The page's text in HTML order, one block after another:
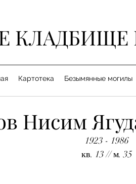
КЛАДБИЩЕ
Картотека Безымянные могилы
Нисим
1923 - 1986
кв. 13 // м. 35